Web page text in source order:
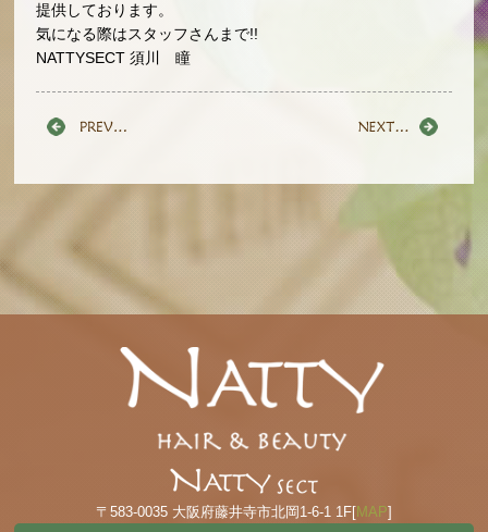
提供しております。
気になる際はスタッフさんまで!!
NATTYSECT 須川 瞳
〒583-0035 大阪府藤井寺市北岡1-6-1 1F[MAP]